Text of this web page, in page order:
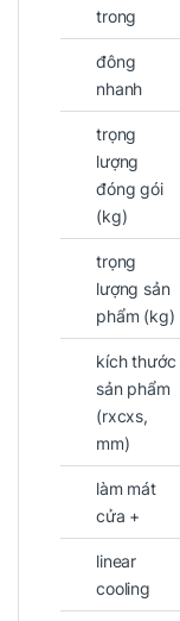
trong
đông
nhanh
trọng
lượng
đóng gói
(kg)
trọng
lượng sản
phẩm (kg)
kích thước
sản phẩm
(rxcxs,
mm)
làm mát
cửa +
linear
cooling